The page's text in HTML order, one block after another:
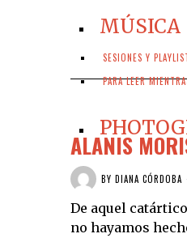
MÚSICA
SESIONES Y
PARA LEER
ALANIS
BY DIANA CÓRDOBA
De aquel
no hayamos